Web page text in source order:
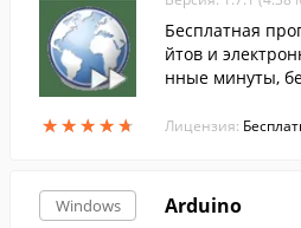
★★★★★
★★★★★
Бесплатная
йтов и
нные минуты,
Лицензия:
Windows Arduino